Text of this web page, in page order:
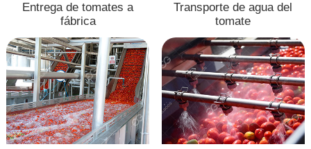
Entrega de tomates a
fábrica
Transporte de agua del
tomate